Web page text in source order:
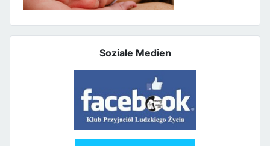
Soziale Medien